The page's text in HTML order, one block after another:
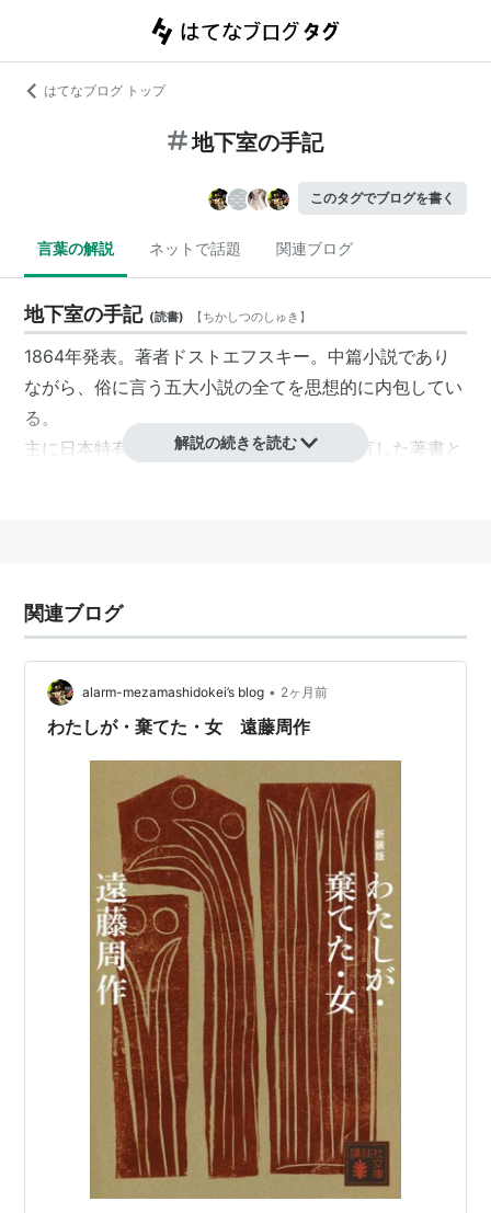
はてなブログ トップ
地下室の手記
このタグでブログを書く
言葉の解説 ネットで話題 関連ブログ
地下室の手記 (読書) 【ちかしつのしゅき 】
1864年発表。著者ドストエフスキー。中篇小説であり
ながら、俗に言う五大小説の全てを思想的に内包してい
る。
主に日本特有といわれる、ひきこもりを予言した著書と
解説の続きを読む
関連ブログ
alarm-mezamashidokei’s blog • 2ヶ月前
わたしが・棄てた・女 遠藤周作